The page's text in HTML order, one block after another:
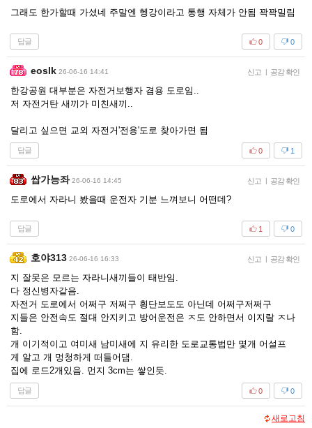
그래도 한가할때 가셨네 주말엔 헹강이라고 통행 자체가 안됨 꽉꽉밀림
답글 0
0
eoslk 26-06-16 14:41 신고 | 공감 확인
한강공원 대부분은 자전거보행자 겸용 도로임..
저 자전거탄 새끼가 미친새끼..
달리고 싶으면 교외 자전거'전용'도로 찾아가면 됨
답글 1
0
쌉가능좌 26-06-16 14:45 신고 | 공감 확인
도로에서 자라니 봤을때 운전자 기분 느껴보니 어떤데?
답글 0
1
호야313 26-06-16 16:33 신고 | 공감 확인
지 잘못은 모르는 자라니새끼들이 태반임.
다 정신병자같음.
자전거 도로에서 어쩌구 저쩌구 횡단보도도 아닌데 어쩌구저쩌구
지들은 안전속도 절대 안지키고 방어운전은 ㅈ도 안하면서 이지랄 ㅈ나
함.
개 이기적이고 여미새 남미새에 지 유리한 도로교통법만 몇개 어설프
게 알고 개 멍청하게 떠들어댐.
집에 로드2개있음. 먼지 3cm는 쌓인듯.
답글 0
0
새로고침